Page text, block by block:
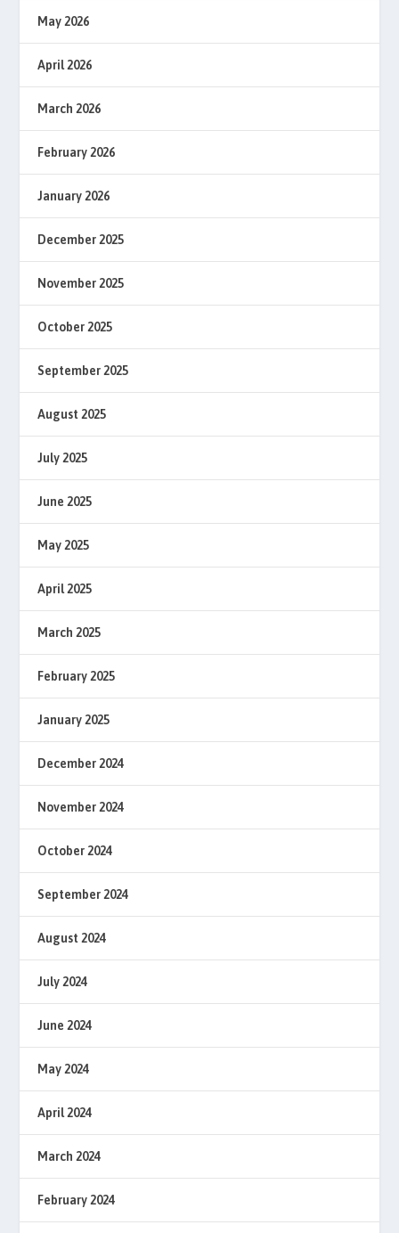
May 2026
April 2026
March 2026
February 2026
January 2026
December 2025
November 2025
October 2025
September 2025
August 2025
July 2025
June 2025
May 2025
April 2025
March 2025
February 2025
January 2025
December 2024
November 2024
October 2024
September 2024
August 2024
July 2024
June 2024
May 2024
April 2024
March 2024
February 2024